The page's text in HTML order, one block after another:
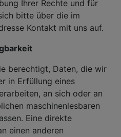
Ihrer Rechte und für
bitte über die im
Kontakt mit uns auf.
berechtigt, Daten, die wir
in Erfüllung eines
an sich oder an
maschinenlesbaren
Eine direkte
einen anderen